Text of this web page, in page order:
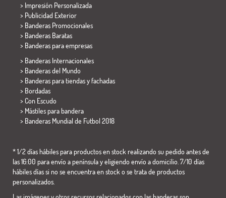
> Impresión Personalizada
> Publicidad Exterior
> Banderas Promocionales
> Banderas Baratas
> Banderas para empresas
> Banderas Internacionales
> Banderas del Mundo
> Banderas para tiendas y fachadas
> Bordadas
> Con Escudo
> Mástiles para bandera
> Banderas Mundial de Futbol 2018
* 1/2 días hábiles para productos en stock realizando su pedido antes de
las 16:00 para envío a península y eligiendo envío a domicilio. 7/10 días
hábiles días si no se encuentra en stock o se trata de productos
personalizados.